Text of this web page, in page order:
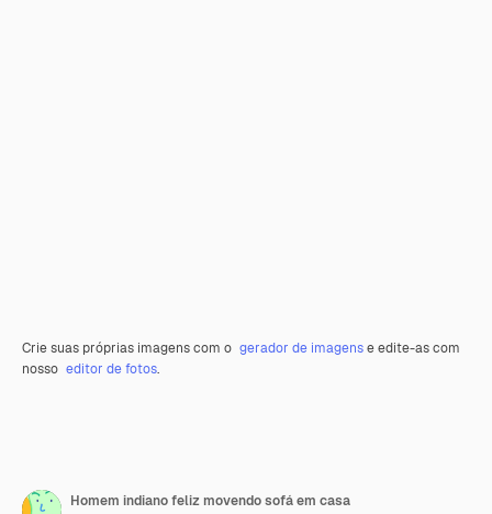
Crie suas próprias imagens com o gerador de imagense edite-as com
nosso editor de fotos.
Homem indiano feliz movendo sofá em casa